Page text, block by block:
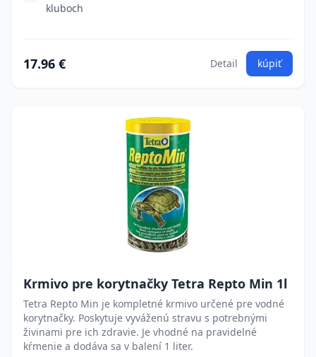
kluboch
17.96 € Detail kúpiť
Krmivo pre korytnačky Tetra Repto Min 1l
Tetra Repto Min je kompletné krmivo určené pre vodné
korytnačky. Poskytuje vyváženú stravu s potrebnými
živinami pre ich zdravie. Je vhodné na pravidelné
kŕmenie a dodáva sa v balení 1 liter.